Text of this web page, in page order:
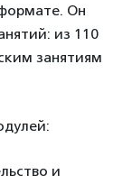
Он
из 110
занятиям
и